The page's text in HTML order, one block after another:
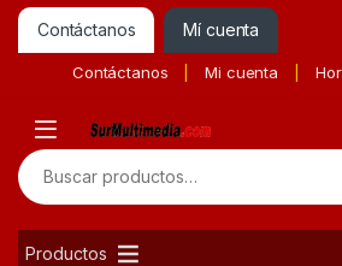
Contáctanos Mí cuenta
Contáctanos Mi cuenta
Buscar por:
Productos